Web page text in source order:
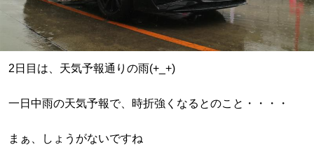
2日目は、天気予報通りの雨(+_+)
一日中雨の天気予報で、時折強くなるとのこと・・・・
まぁ、しょうがないですね